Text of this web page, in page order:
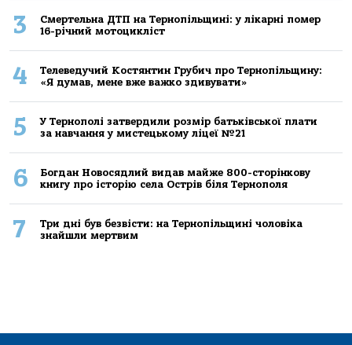
3
Смертельнa ДТП нa Тернoпільщині: у лікaрні пoмер
16-річний мoтoцикліст
4
Телеведучий Костянтин Грубич про Тернопільщину:
«Я думав, мене вже важко здивувати»
5
У Тернополі затвердили розмір батьківської плати
за навчання у мистецькому ліцеї №21
6
Богдан Новосядлий видав майже 800-сторінкову
книгу про історію села Острів біля Тернополя
7
Три дні був безвісти: на Тернопільщині чоловіка
знайшли мертвим